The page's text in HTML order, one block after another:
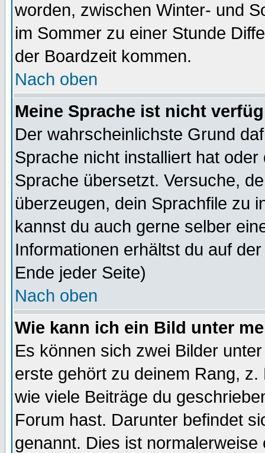
worden, zwischen Winter- und
im Sommer zu einer Stunde
der Boardzeit kommen.
Nach oben
Meine Sprache ist nicht
Der wahrscheinlichste Grund
Sprache nicht installiert hat
Sprache übersetzt. Versuche,
überzeugen, dein Sprachfile zu
kannst du auch gerne selber
Informationen erhältst du auf
Ende jeder Seite)
Nach oben
Wie kann ich ein Bild unter
Es können sich zwei Bilder
erste gehört zu deinem Rang,
wie viele Beiträge du
Forum hast. Darunter befindet
genannt. Dies ist